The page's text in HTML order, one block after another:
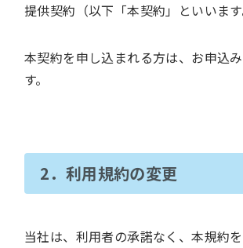
提供契約（以下「本契約」といいま
本契約を申し込まれる方は、お申込
す。
2．利用規約の変更
当社は、利用者の承諾なく、本規約